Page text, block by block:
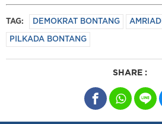
TAG: DEMOKRAT BONTANG AMRIADI
PILKADA BONTANG
SHARE :